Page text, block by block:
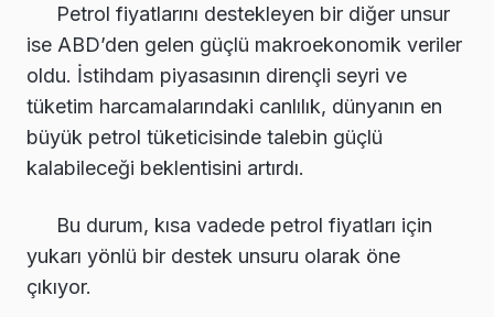
Petrol fiyatlarını destekleyen bir diğer unsur
ise ABD’den gelen güçlü makroekonomik veriler
oldu. İstihdam piyasasının dirençli seyri ve
tüketim harcamalarındaki canlılık, dünyanın en
büyük petrol tüketicisinde talebin güçlü
kalabileceği beklentisini artırdı.
Bu durum, kısa vadede petrol fiyatları için
yukarı yönlü bir destek unsuru olarak öne
çıkıyor.